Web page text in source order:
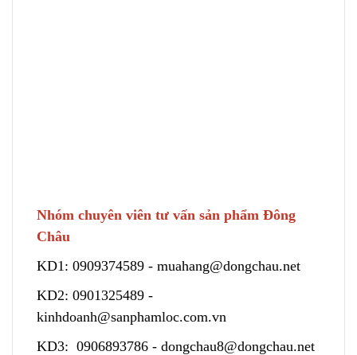
Nhóm chuyên viên tư vấn sản phẩm Đông
Châu
KD1: 0909374589 - muahang@dongchau.net
KD2: 0901325489 -
kinhdoanh@sanphamloc.com.vn
KD3: 0906893786 - dongchau8@dongchau.net